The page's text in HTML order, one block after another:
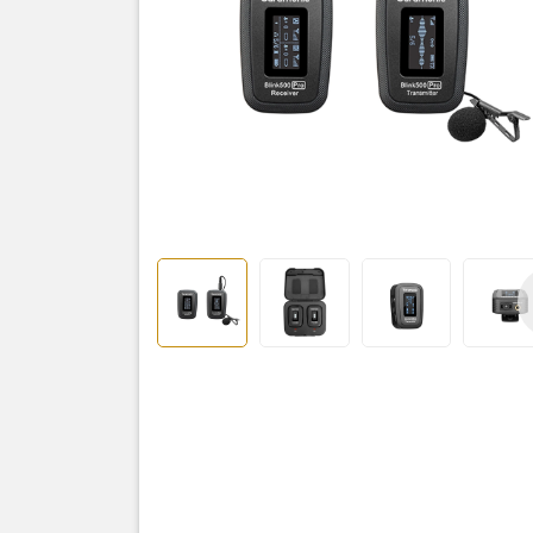
Tên Sản
Blink500
Micro
Cáp sạc
Cáp
Cáp